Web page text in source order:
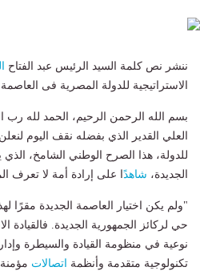
ننشر نص كلمة السيد الرئيس عبد الفتاح
الاستراتيجية للدولة المصرية فى
بسم الله الرحمن الرحيم، الحمد لله رب
العلي القدير الذي بفضله نقف اليوم لنعلن
للدولة، هذا الصرح الوطني الشامخ،
الجديدة، شاهد ًا على إرادة أمة لا تعرف
"ولم يكن اختيار العاصمة الجديدة مقرًا
حي لركائز الجمهورية الجديدة. فالقيادة
نوعية في منظومة القيادة والسيطرة
تكنولوجية متقدمة وأنظمة اتصالات